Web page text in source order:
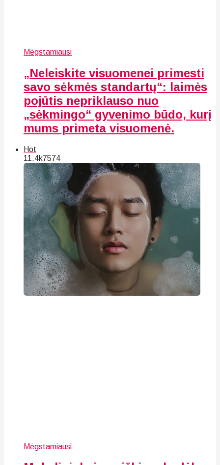
Mėgstamiausi
„Neleiskite visuomenei primesti
savo sėkmės standartų“: laimės
pojūtis nepriklauso nuo
„sėkmingo“ gyvenimo būdo, kurį
mums primeta visuomenė.
Hot
11.4k7574
Mėgstamiausi